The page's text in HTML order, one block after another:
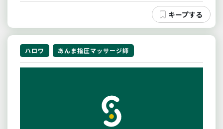
ハロワ あんま指圧マッサージ師